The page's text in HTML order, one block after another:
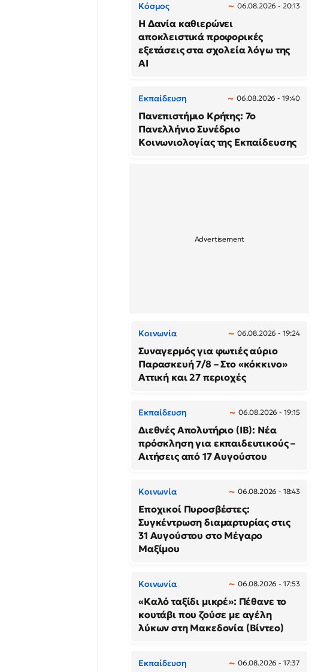
Κόσμος 06.08.2026 - 20:13
Η Δανία καθιερώνει
αποκλειστικά προφορικές
εξετάσεις στα σχολεία λόγω της
AI
Εκπαίδευση 06.08.2026 - 19:40
Πανεπιστήμιο Κρήτης: 7ο
Πανελλήνιο Συνέδριο
Κοινωνιολογίας της Εκπαίδευσης
Κοινωνία 06.08.2026 - 19:24
Συναγερμός για φωτιές αύριο
Παρασκευή 7/8 – Στο «κόκκινο»
Αττική και 27 περιοχές
Εκπαίδευση 06.08.2026 - 19:15
Διεθνές Απολυτήριο (IB): Νέα
πρόσκληση για εκπαιδευτικούς –
Αιτήσεις από 17 Αυγούστου
Κοινωνία 06.08.2026 - 18:43
Εποχικοί Πυροσβέστες:
Συγκέντρωση διαμαρτυρίας στις
31 Αυγούστου στο Μέγαρο
Μαξίμου
Κοινωνία 06.08.2026 - 17:53
«Καλό ταξίδι μικρέ»: Πέθανε το
κουτάβι που ζούσε με αγέλη
λύκων στη Μακεδονία (Βίντεο)
Εκπαίδευση 06.08.2026 - 17:37